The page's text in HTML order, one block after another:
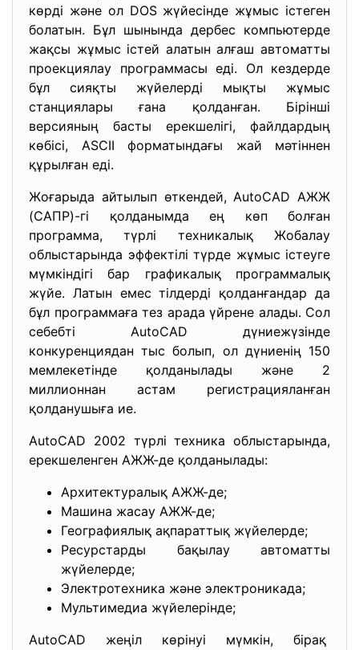
көрді және ол DOS жүйесінде жұмыс істеген
болатын. Бұл шынында дербес компьютерде
жақсы жұмыс істей алатын алғаш автоматты
проекциялау программасы еді. Ол кездерде
бұл сияқты жүйелерді мықты жұмыс
станциялары ғана қолданған. Бірінші
версияның басты ерекшелігі, файлдардың
көбісі, ASCII форматындағы жай мәтіннен
құрылған еді.
Жоғарыда айтылып өткендей, AutoCAD АЖЖ
(САПР)-гі қолданымда ең көп болған
программа, түрлі техникалық Жобалау
облыстарында эффектілі түрде жұмыс істеуге
мүмкіндігі бар графикалық программалық
жүйе. Латын емес тілдерді қолданғандар да
бұл программаға тез арада үйрене алады. Сол
себебті AutoCAD дүниежүзінде
конкуренциядан тыс болып, ол дүниенің 150
мемлекетінде қолданылады және 2
миллионнан астам регистрацияланған
қолданушыға ие.
AutoCAD 2002 түрлі техника облыстарында,
ерекшеленген АЖЖ-де қолданылады:
Архитектуралық АЖЖ-де;
Машина жасау АЖЖ-де;
Географиялық ақпараттық жүйелерде;
Ресурстарды бақылау автоматты
жүйелерде;
Электротехника және электроникада;
Мультимедиа жүйелерінде;
AutoCAD жеңіл көрінуі мүмкін, бірақ